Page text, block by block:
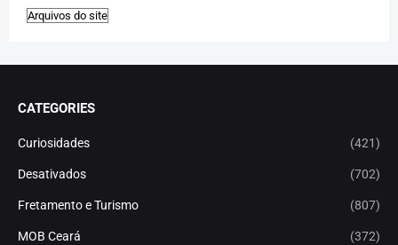
CATEGORIES
Curiosidades (421)
Desativados (702)
Fretamento e Turismo (807)
MOB Ceará (372)